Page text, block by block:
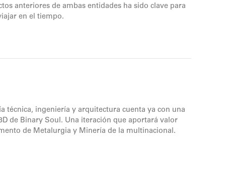
anteriores de ambas entidades ha sido clave para
en el tiempo.
técnica, ingeniería y arquitectura cuenta ya con una
de Binary Soul. Una iteración que aportará valor
de Metalurgia y Minería de la multinacional.